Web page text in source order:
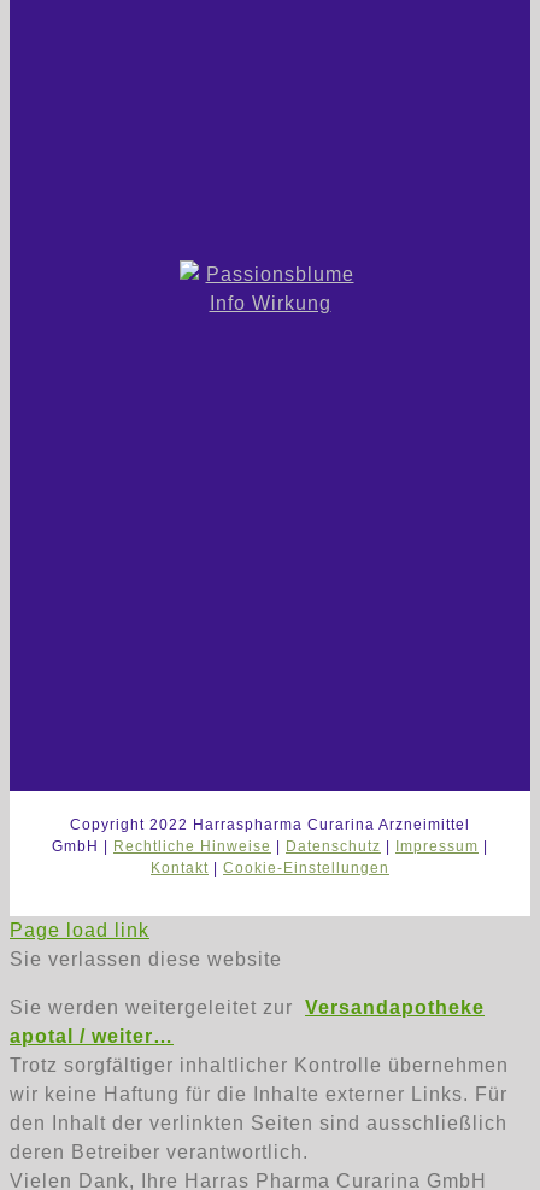
Copyright 2022 Harraspharma Curarina Arzneimittel
GmbH | Rechtliche Hinweise | Datenschutz | Impressum |
Kontakt | Cookie-Einstellungen
Page load link
Sie verlassen diese website
Sie werden weitergeleitet zur Versandapotheke
apotal / weiter…
Trotz sorgfältiger inhaltlicher Kontrolle übernehmen
wir keine Haftung für die Inhalte externer Links. Für
den Inhalt der verlinkten Seiten sind ausschließlich
deren Betreiber verantwortlich.
Vielen Dank, Ihre Harras Pharma Curarina GmbH